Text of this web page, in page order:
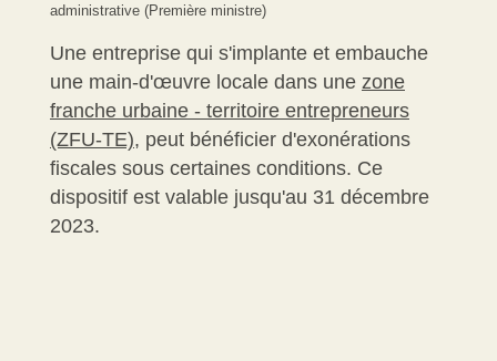
administrative (Première ministre)
Une entreprise qui s'implante et embauche
une main-d'œuvre locale dans une zone
franche urbaine - territoire entrepreneurs
(ZFU-TE), peut bénéficier d'exonérations
fiscales sous certaines conditions. Ce
dispositif est valable jusqu'au 31 décembre
2023.